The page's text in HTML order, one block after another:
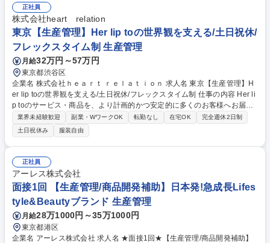
を作っていこう」という風通しの良い社風が自慢。少数精鋭のため、自分
の担当業務がどう役立っているかがダイレクトに伝わり、強い責任感と達
成感を得られる環境です。改善提案も大歓迎の自由度があります。 募集職
種 【生産管理/大阪】転勤無/年休125日/話題の「ウタマロ」を支える中枢
メンバー
正社員
株式会社heart relation
東京【生産管理】Her lip toの世界観を支える/土日祝休/
フレックスタイム制 生産管理
月給32万円～57万円
東京都渋谷区
企業名 株式会社ｈｅａｒｔ ｒｅｌａｔｉｏｎ 求人名 東京【生産管理】H
er lip toの世界観を支える/土日祝休/フレックスタイム制 仕事の内容 Her li
p toのサービス・商品を、より計画的かつ安定的に多くのお客様へお届け
する当社にて、生産管理として事業全体を横断的に推進する業務をお任せ
します。ブランドの世界観や価値観を大切にしながら、 商品づくりの中核
を担っていただく重要な役割です。 【業務詳細】 ■品質、コストの管理 ■
企画から納品までのスケジュール管理 ■各部署、メーカーとの調整および
交渉 ■素材や資材の提案、手配 ■サンプル及び製品の検品 ■生産背景の選
定および新規開拓業務 など 募集職種 東京【生産管理】Her lip toの世界観
を支える/土日祝休/フレックスタイム制
業界未経験歓迎 副業・WワークOK 転勤なし 在宅OK
完全週休2日制
土日祝休み
服装自由
正社員
アーレス株式会社
面接1回 【生産管理/商品開発補助】日本発!急成長Lifes
tyle&Beautyブランド 生産管理
月給28万1000円～35万1000円
東京都港区
企業名 アーレス株式会社 求人名 ★面接1回★【生産管理/商品開発補助】